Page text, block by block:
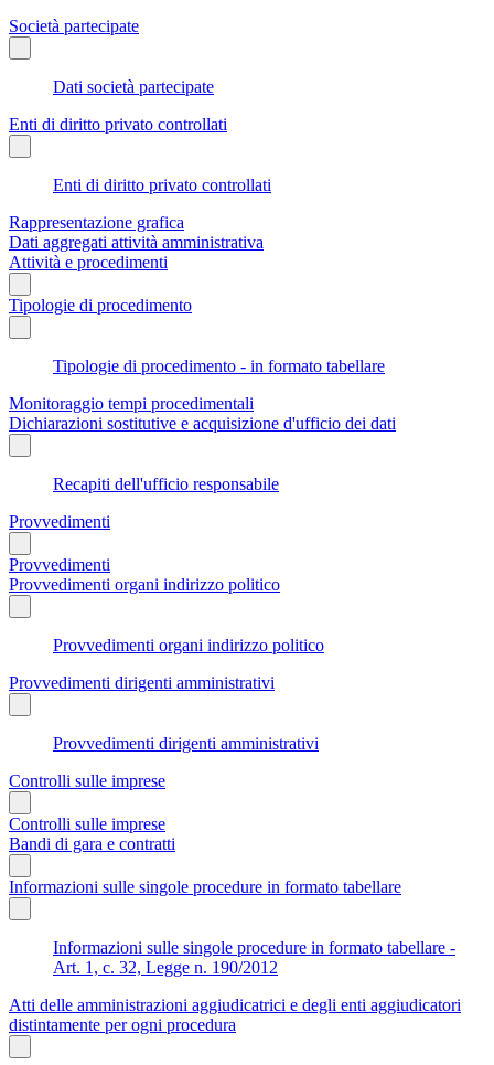
Società partecipate
Dati società partecipate
Enti di diritto privato controllati
Enti di diritto privato controllati
Rappresentazione grafica
Dati aggregati attività amministrativa
Attività e procedimenti
Tipologie di procedimento
Tipologie di procedimento - in formato tabellare
Monitoraggio tempi procedimentali
Dichiarazioni sostitutive e acquisizione d'ufficio dei dati
Recapiti dell'ufficio responsabile
Provvedimenti
Provvedimenti
Provvedimenti organi indirizzo politico
Provvedimenti organi indirizzo politico
Provvedimenti dirigenti amministrativi
Provvedimenti dirigenti amministrativi
Controlli sulle imprese
Controlli sulle imprese
Bandi di gara e contratti
Informazioni sulle singole procedure in formato tabellare
Informazioni sulle singole procedure in formato tabellare -
Art. 1, c. 32, Legge n. 190/2012
Atti delle amministrazioni aggiudicatrici e degli enti aggiudicatori
distintamente per ogni procedura